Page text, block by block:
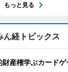
もっと見る
ん経トピックス
財産権学ぶカード